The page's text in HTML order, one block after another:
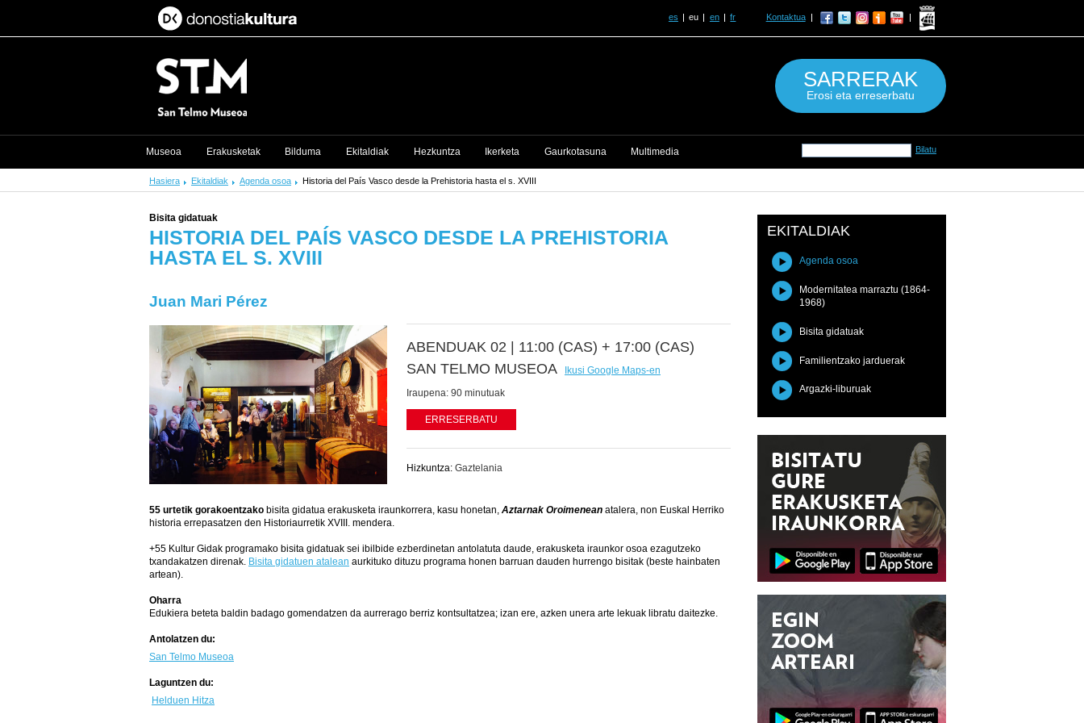
Hasiera Ekitaldiak Agenda osoa Historia del País Vasco desde la Prehistoria hasta el s. XVIII
Bisita gidatuak
HISTORIA DEL PAÍS VASCO DESDE LA PREHISTORIA
HASTA EL S. XVIII
Juan Mari Pérez
ABENDUAK 02 | 11:00 (CAS) + 17:00 (CAS)
SAN TELMO MUSEOA
Ikusi Google Maps-en
Iraupena: 90 minutuak
ERRESERBATU
Hizkuntza: Gaztelania
55 urtetik gorakoentzako bisita gidatua erakusketa iraunkorrera, kasu honetan, Aztarnak Oroimenean atalera, non Euskal Herriko
historia errepasatzen den Historiaurretik XVIII. mendera.
+55 Kultur Gidak programako bisita gidatuak sei ibilbide ezberdinetan antolatuta daude, erakusketa iraunkor osoa ezagutzeko
txandakatzen direnak. Bisita gidatuen atalean aurkituko dituzu programa honen barruan dauden hurrengo bisitak (beste hainbaten
artean).
Oharra
Edukiera beteta baldin badago gomendatzen da aurrerago berriz kontsultatzea; izan ere, azken unera arte lekuak libratu daitezke.
Antolatzen du:
San Telmo Museoa
Laguntzen du:
Helduen Hitza
EKITALDIAK
Agenda osoa
Modernitatea marraztu (1864-
1968)
Bisita gidatuak
Familientzako jarduerak
Argazki-liburuak
es eu en fr Kontaktua
SARRERAK
Erosi eta erreserbatu
Museoa Erakusketak Bilduma Ekitaldiak Hezkuntza Ikerketa Gaurkotasuna Multimedia